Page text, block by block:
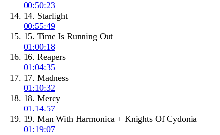
00:50:23
14. Starlight
00:55:49
15. Time Is Running Out
01:00:18
16. Reapers
01:04:35
17. Madness
01:10:32
18. Mercy
01:14:57
19. Man With Harmonica + Knights Of Cydonia
01:19:07